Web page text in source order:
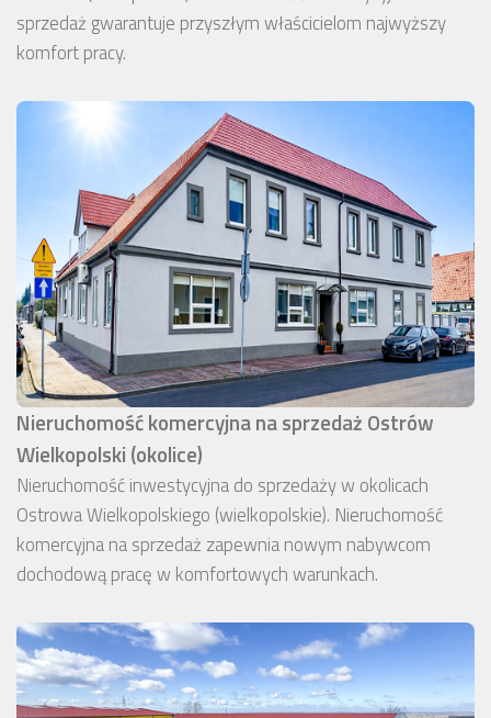
sprzedaż gwarantuje przyszłym właścicielom najwyższy
komfort pracy.
Nieruchomość komercyjna na sprzedaż Ostrów
Wielkopolski (okolice)
Nieruchomość inwestycyjna do sprzedaży w okolicach
Ostrowa Wielkopolskiego (wielkopolskie). Nieruchomość
komercyjna na sprzedaż zapewnia nowym nabywcom
dochodową pracę w komfortowych warunkach.